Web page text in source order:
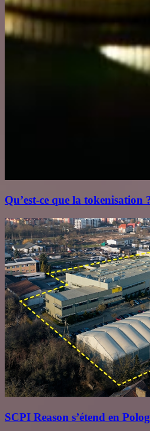
Qu’est‑ce que la tokenisation
SCPI Reason s’étend en